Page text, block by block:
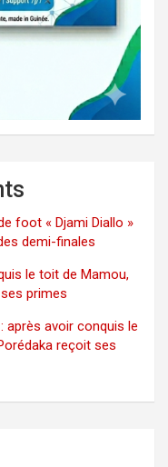
foot « Djami Diallo »
demi-finales
le toit de Mamou,
primes
après avoir conquis le
reçoit ses